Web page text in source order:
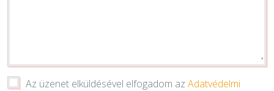
Az üzenet elküldésével elfogadom az Adatvédelmi